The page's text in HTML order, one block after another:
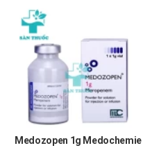
phổi: liều 20mg/kg cân nặng ngày,
nhau, mỗi 8 giờ.
kg cân nặng một ngày, chia làm
12 giờ.
do liên cầu tán huyết β,
điều trị nên được tiếp tục ít nhất
Medozopen 1g Medochemie